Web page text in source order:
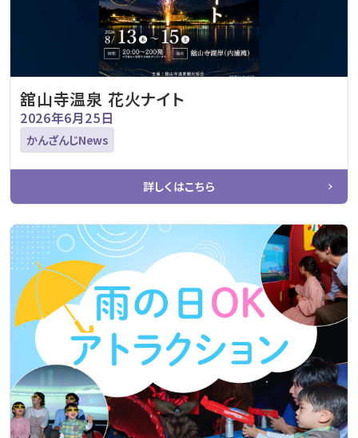
舘山寺温泉 花火ナイト
2026年6月25日
かんざんじNews
詳しくはこちら